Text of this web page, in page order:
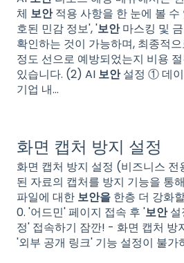
체 보안적용 사항을 한 눈에 볼 수
호된 민감 정보', '보안마스킹 및
확인하는 것이 가능하며, 최종적
정도 선으로 예방되었는지 비용
있습니다. (2) AI 보안설정 ① 데이
기업 내...
화면 캡처 방지 설정
화면 캡처 방지 설정 (비즈니스
된 자료의 캡처를 방지 기능을 통
파일에 대한 보안을 한층 더 강화
0. '어드민' 페이지 접속 후 '보안설
정' 접속하기 잠깐! - 화면 캡처 방
'외부 공개 링크' 기능 설정이 불가